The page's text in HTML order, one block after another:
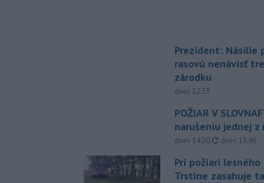
Prezident: Násilie
rasovú nenávisť
zárodku
dnes 12:33
POŽIAR V
narušeniu jednej z
dnes 14:20, aktualizované
dnes 15:46
Pri požiari
Trstíne zasahuje